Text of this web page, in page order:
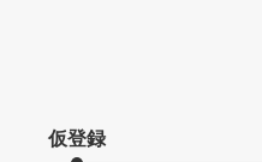
仮登録